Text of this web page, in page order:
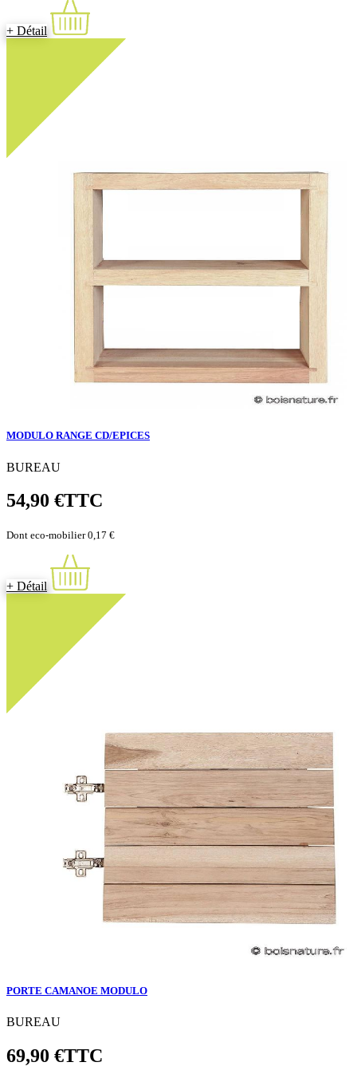
+ Détail
MODULO RANGE CD/EPICES
BUREAU
54,90 €TTC
Dont eco-mobilier 0,17 €
+ Détail
PORTE CAMANOE MODULO
BUREAU
69,90 €TTC